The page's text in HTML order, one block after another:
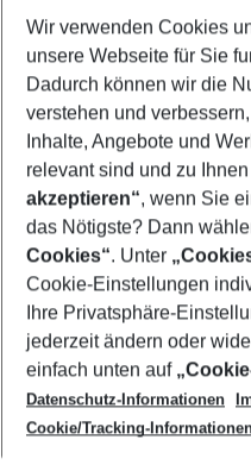
2 Erwachsene
Mehr
Footer
Footer navigation
Über uns
AGB
Cookie-Einstellungen
Cookie-Richtlinie
Datenschutz
Service & Hilfe
Barrierefreies Reisen
Check-in
Folgen Sie uns
Wir verwenden Cookies
unsere Webseite für Sie
Dadurch können wir die
verstehen und
Inhalte, Angebote und
relevant sind und zu
akzeptieren“, wenn Sie
das Nötigste? Dann
Cookies“. Unter
Cookie-Einstellungen
Ihre Privatsphäre-
jederzeit ändern oder
einfach unten auf
Datenschutz-Informationen
Cookie/Tracking-